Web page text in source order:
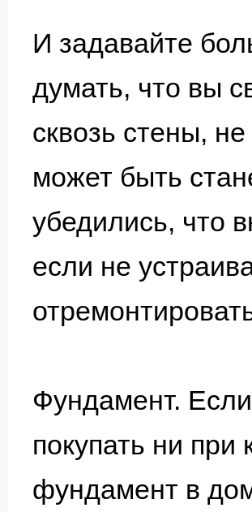
И задавайте
думать, что вы
сквозь стены,
может быть
убедились, что
если не
Фундамент.
покупать ни при
фундамент в